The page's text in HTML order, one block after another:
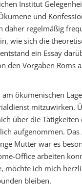
Institut
und
daher regelmäßig
wie sich die
ein Essay
den Vorgaben Roms
ökumenischen
mitzuwirken.
über die
aufgenommen.
Mutter war es
Office arbeiten
möchte ich mich
bleiben.